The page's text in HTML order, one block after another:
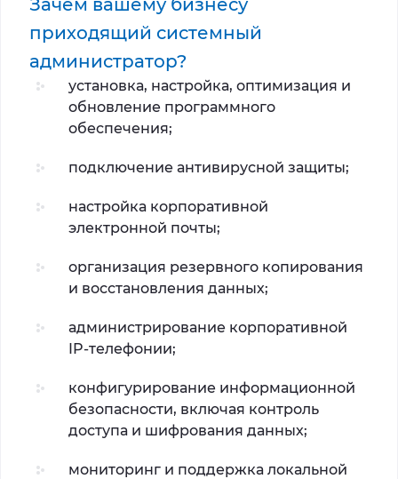
Зачем вашему бизнесу
приходящий системный
администратор?
установка, настройка, оптимизация и
обновление программного
обеспечения;
подключение антивирусной защиты;
настройка корпоративной
электронной почты;
организация резервного копирования
и восстановления данных;
администрирование корпоративной
IP-телефонии;
конфигурирование информационной
безопасности, включая контроль
доступа и шифрования данных;
мониторинг и поддержка локальной